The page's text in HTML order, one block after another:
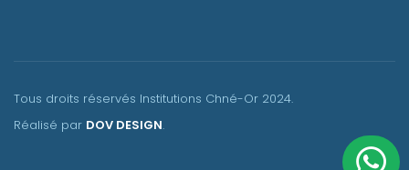
Tous droits réservés Institutions Chné-Or 2024.
Réalisé par DOV DESIGN.